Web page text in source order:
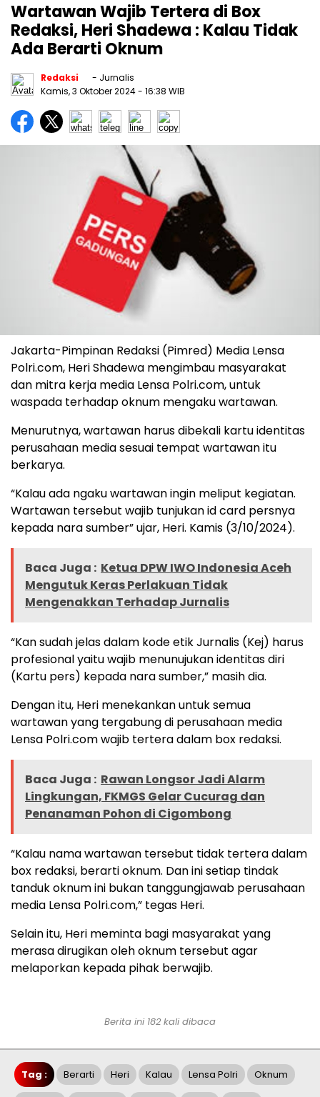
Wartawan Wajib Tertera di Box
Redaksi, Heri Shadewa : Kalau Tidak
Ada Berarti Oknum
Redaksi
- Jurnalis
Kamis, 3 Oktober 2024- 16:38 WIB
Jakarta-Pimpinan Redaksi (Pimred) Media Lensa
Polri.com, Heri Shadewa mengimbau masyarakat
dan mitra kerja media Lensa Polri.com, untuk
waspada terhadap oknum mengaku wartawan.
Menurutnya, wartawan harus dibekali kartu identitas
perusahaan media sesuai tempat wartawan itu
berkarya.
“Kalau ada ngaku wartawan ingin meliput kegiatan.
Wartawan tersebut wajib tunjukan id card persnya
kepada nara sumber” ujar, Heri. Kamis (3/10/2024).
Baca Juga : Ketua DPW IWO Indonesia Aceh
Mengutuk Keras Perlakuan Tidak
Mengenakkan Terhadap Jurnalis
“Kan sudah jelas dalam kode etik Jurnalis (Kej) harus
profesional yaitu wajib menunujukan identitas diri
(Kartu pers) kepada nara sumber,” masih dia.
Dengan itu, Heri menekankan untuk semua
wartawan yang tergabung di perusahaan media
Lensa Polri.com wajib tertera dalam box redaksi.
Baca Juga : Rawan Longsor Jadi Alarm
Lingkungan, FKMGS Gelar Cucurag dan
Penanaman Pohon di Cigombong
“Kalau nama wartawan tersebut tidak tertera dalam
box redaksi, berarti oknum. Dan ini setiap tindak
tanduk oknum ini bukan tanggungjawab perusahaan
media Lensa Polri.com,” tegas Heri.
Selain itu, Heri meminta bagi masyarakat yang
merasa dirugikan oleh oknum tersebut agar
melaporkan kepada pihak berwajib.
Berita ini 182 kali dibaca
Tag : Berarti Heri Kalau Lensa Polri Oknum